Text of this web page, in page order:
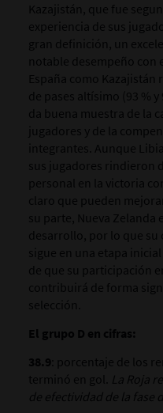
Kazajistán, que fue
experiencia de sus
gran definición, un
notable desempeño
España como
de pases altísimo (93 %
da buena muestra de la
jugadores y de la
integrantes. Aunque
sus jugadores rindieron
personal en la victoria
claro que pueden
su parte, Nueva Zelanda
desarrollo, por lo que su
sigue en una etapa
de que su participación
contribuirá de forma
selección.
El grupo D en cifras:
38.9 : porcentaje de los
terminó en gol.
La Roja
de efectividad de la fase